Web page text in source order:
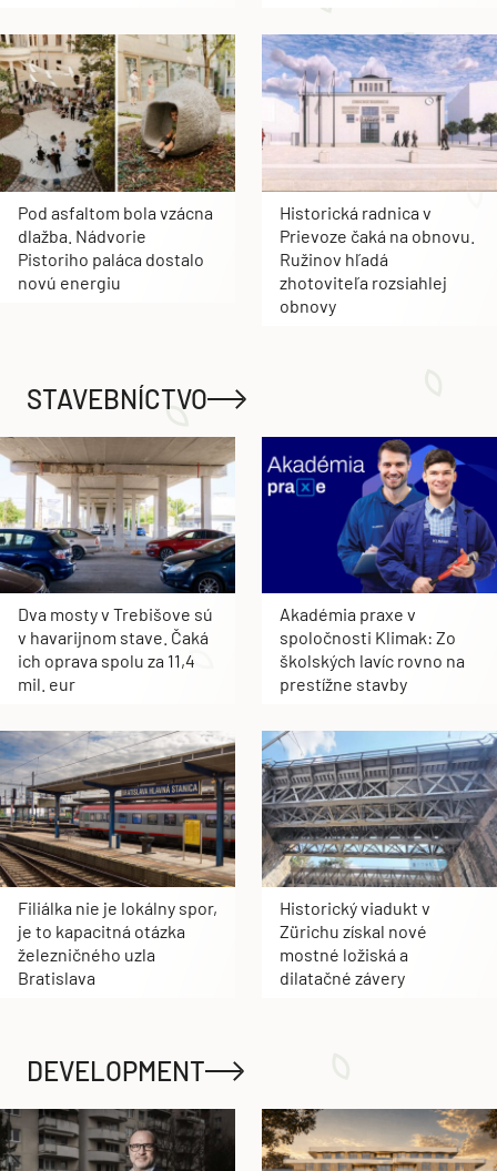
Pod asfaltom bola vzácna
dlažba. Nádvorie
Pistoriho paláca dostalo
novú energiu
Historická radnica v
Prievoze čaká na obnovu.
Ružinov hľadá
zhotoviteľa rozsiahlej
obnovy
STAVEBNÍCTVO
Dva mosty v Trebišove sú
v havarijnom stave. Čaká
ich oprava spolu za 11,4
mil. eur
Akadémia praxe v
spoločnosti Klimak: Zo
školských lavíc rovno na
prestížne stavby
Filiálka nie je lokálny spor,
je to kapacitná otázka
železničného uzla
Bratislava
Historický viadukt v
Zürichu získal nové
mostné ložiská a
dilatačné závery
DEVELOPMENT